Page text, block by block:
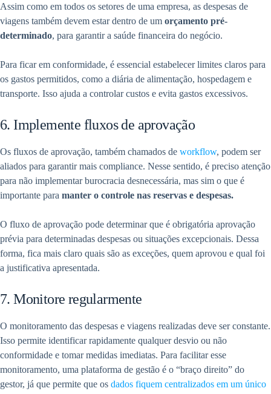
Assim como em todos os setores de uma empresa, as despesas de
viagens também devem estar dentro de um orçamento pré-
determinado, para garantir a saúde financeira do negócio.
Para ficar em conformidade, é essencial estabelecer limites claros para
os gastos permitidos, como a diária de alimentação, hospedagem e
transporte. Isso ajuda a controlar custos e evita gastos excessivos.
6. Implemente fluxos de aprovação
Os fluxos de aprovação, também chamados de workflow, podem ser
aliados para garantir mais compliance. Nesse sentido, é preciso atenção
para não implementar burocracia desnecessária, mas sim o que é
importante para manter o controle nas reservas e despesas.
O fluxo de aprovação pode determinar que é obrigatória aprovação
prévia para determinadas despesas ou situações excepcionais. Dessa
forma, fica mais claro quais são as exceções, quem aprovou e qual foi
a justificativa apresentada.
7. Monitore regularmente
O monitoramento das despesas e viagens realizadas deve ser constante.
Isso permite identificar rapidamente qualquer desvio ou não
conformidade e tomar medidas imediatas. Para facilitar esse
monitoramento, uma plataforma de gestão é o “braço direito” do
gestor, já que permite que os dados fiquem centralizados em um único